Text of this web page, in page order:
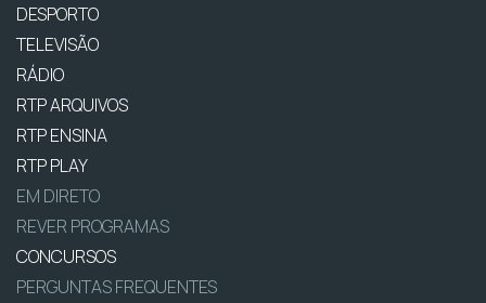
DESPORTO
TELEVISÃO
RÁDIO
RTP ARQUIVOS
RTP ENSINA
RTP PLAY
EM DIRETO
REVER PROGRAMAS
CONCURSOS
PERGUNTAS FREQUENTES